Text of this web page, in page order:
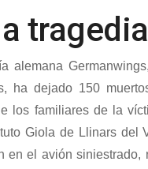
alemana
ha dejado 150
los familiares de la
Giola de Llinars del
en el avión